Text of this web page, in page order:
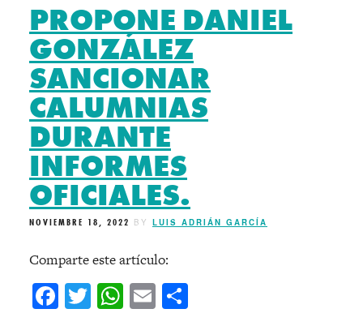
PROPONE DANIEL
GONZÁLEZ
SANCIONAR
CALUMNIAS
DURANTE
INFORMES
OFICIALES.
NOVIEMBRE 18, 2022 BY LUIS ADRIÁN GARCÍA
Comparte este artículo:
Facebook
Twitter
WhatsApp
Email